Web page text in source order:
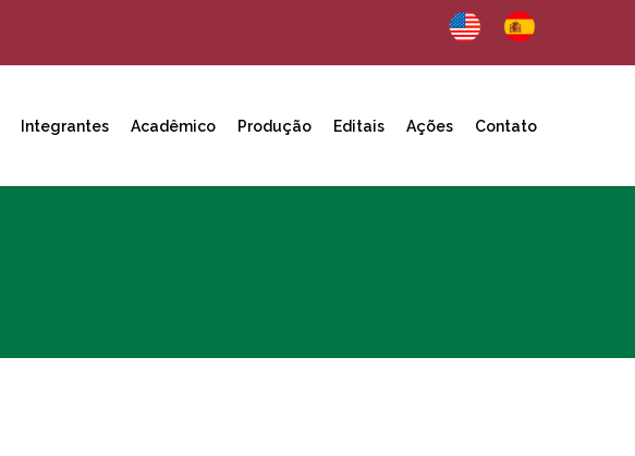
Integrantes Acadêmico Produção Editais Ações Contato